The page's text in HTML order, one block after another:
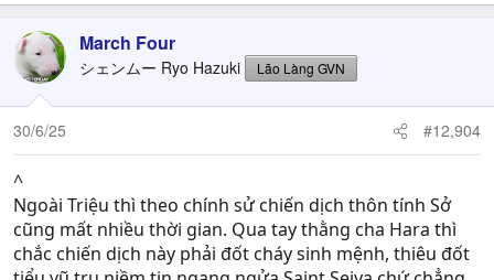
March Four
シェンムー Ryo Hazuki Lão Làng GVN
30/6/25 #12,904
^
Ngoài Triệu thì theo chính sử chiến dịch thôn tính Sở
cũng mất nhiều thời gian. Qua tay thằng cha Hara thì
chắc chiến dịch này phải đốt cháy sinh mệnh, thiêu đốt